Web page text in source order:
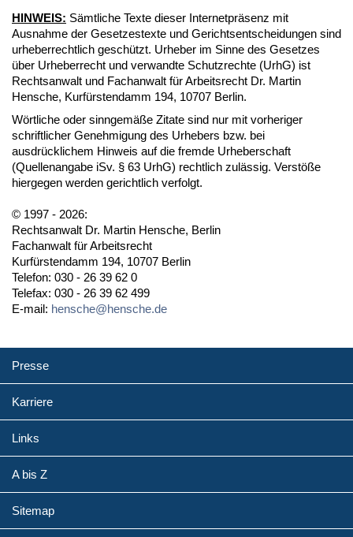
HINWEIS: Sämtliche Texte dieser Internetpräsenz mit
Ausnahme der Gesetzestexte und Gerichtsentscheidungen sind
urheberrechtlich geschützt. Urheber im Sinne des Gesetzes
über Urheberrecht und verwandte Schutzrechte (UrhG) ist
Rechtsanwalt und Fachanwalt für Arbeitsrecht Dr. Martin
Hensche, Kurfürstendamm 194, 10707 Berlin.
Wörtliche oder sinngemäße Zitate sind nur mit vorheriger
schriftlicher Genehmigung des Urhebers bzw. bei
ausdrücklichem Hinweis auf die fremde Urheberschaft
(Quellenangabe iSv. § 63 UrhG) rechtlich zulässig. Verstöße
hiergegen werden gerichtlich verfolgt.
© 1997 - 2026:
Rechtsanwalt Dr. Martin Hensche, Berlin
Fachanwalt für Arbeitsrecht
Kurfürstendamm 194, 10707 Berlin
Telefon: 030 - 26 39 62 0
Telefax: 030 - 26 39 62 499
E-mail: hensche@hensche.de
Presse
Karriere
Links
A bis Z
Sitemap